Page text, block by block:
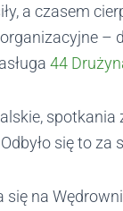
a czasem
–
44
spotkania
się to za
się na